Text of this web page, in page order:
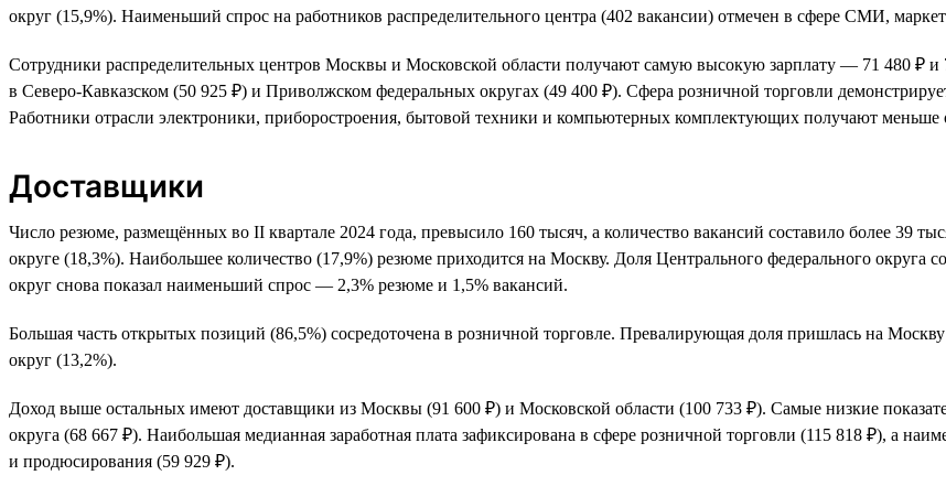
округ (15,9%). Наименьший спрос на работников распределительного центра (402 вакансии) отмечен в сфере СМИ,
Сотрудники распределительных центров Москвы и Московской области получают самую высокую зарплату — 71 480 ₽ и
в Северо-Кавказском (50 925 ₽) и Приволжском федеральных округах (49 400 ₽). Сфера розничной торговли
Работники отрасли электроники, приборостроения, бытовой техники и компьютерных комплектующих получают
Доставщики
Число резюме, размещённых во II квартале 2024 года, превысило 160 тысяч, а количество вакансий составило более 39
округе (18,3%). Наибольшее количество (17,9%) резюме приходится на Москву. Доля Центрального федерального округа
округ снова показал наименьший спрос — 2,3% резюме и 1,5% вакансий.
Большая часть открытых позиций (86,5%) сосредоточена в розничной торговле. Превалирующая доля пришлась на
округ (13,2%).
Доход выше остальных имеют доставщики из Москвы (91 600 ₽) и Московской области (100 733 ₽). Самые низкие
округа (68 667 ₽). Наибольшая медианная заработная плата зафиксирована в сфере розничной торговли (115 818 ₽), а
и продюсирования (59 929 ₽).